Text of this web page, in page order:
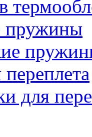
пружины
для